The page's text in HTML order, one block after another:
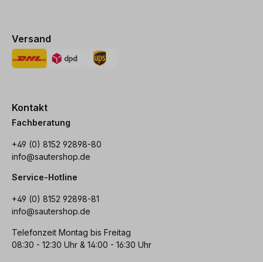
Versand
Kontakt
Fachberatung
+49 (0) 8152 92898-80
info@sautershop.de
Service-Hotline
+49 (0) 8152 92898-81
info@sautershop.de
Telefonzeit Montag bis Freitag
08:30 - 12:30 Uhr & 14:00 - 16:30 Uhr